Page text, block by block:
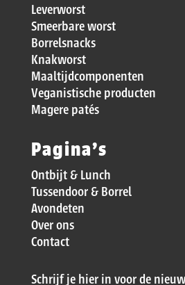
Leverworst
Smeerbare worst
Borrelsnacks
Knakworst
Maaltijdcomponenten
Veganistische producten
Magere patés
Pagina’s
Ontbijt & Lunch
Tussendoor & Borrel
Avondeten
Over ons
Contact
Schrijf je hier in voor de